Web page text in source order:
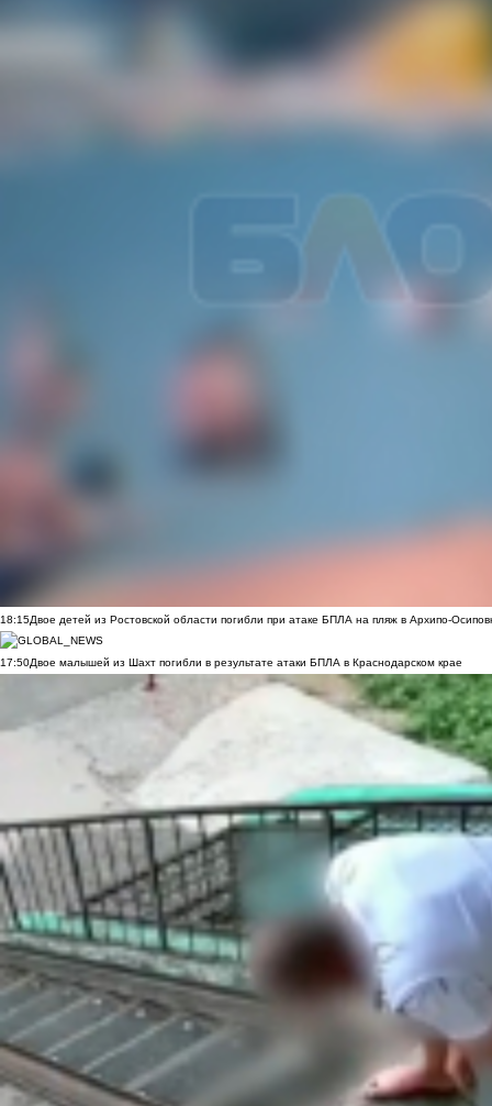
18:15Двое детей из Ростовской области погибли при атаке БПЛА на пляж в Архипо-
17:50Двое малышей из Шахт погибли в результате атаки БПЛА в Краснодарском крае